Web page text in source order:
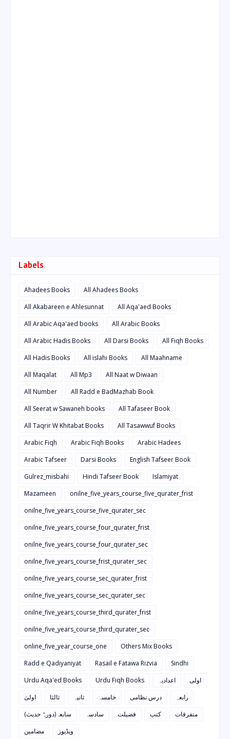
Labels
Ahadees Books
All Ahadees Books
All Akabareen e Ahlesunnat
All Aqa'aed Books
All Arabic Aqa'aed books
All Arabic Books
All Arabic Hadis Books
All Darsi Books
All Fiqh Books
All Hadis Books
All islahi Books
All Maahname
All Maqalat
All Mp3
All Naat w Diwaan
All Number
All Radd e BadMazhab Book
All Seerat w Sawaneh books
All Tafaseer Book
All Taqrir W Khitabat Books
All Tasawwuf Books
Arabic Fiqh
Arabic Fiqh Books
Arabic Hadees
Arabic Tafseer
Darsi Books
English Tafseer Book
Gulrez_misbahi
Hindi Tafseer Book
Islamiyat
Mazameen
onilne_five_years_course_five_qurater_frist
onilne_five_years_course_five_qurater_sec
onilne_five_years_course_four_qurater_frist
onilne_five_years_course_four_qurater_sec
onilne_five_years_course_frist_qurater_sec
onilne_five_years_course_sec_qurater_frist
onilne_five_years_course_sec_qurater_sec
onilne_five_years_course_third_qurater_frist
onilne_five_years_course_third_qurater_sec
online_five_year_course_one
Others Mix Books
Radd e Qadiyaniyat
Rasail e Fatawa Rizvia
Sindhi
Urdu Aqa'ed Books
Urdu Fiqh Books اعدادیہ
اولی
اولیٰ
ثالثا ثانیہ خامسہ درس نظامی
رابعہ
سابعہ(دورہٌ حدیث)
سادسہ فضیلت کتب
متفرقات
مضامین
ویڈیوز